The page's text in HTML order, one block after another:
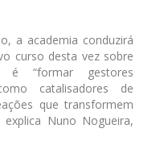
a academia conduzirá
curso desta vez sobre
é “formar gestores
catalisadores de
que transformem
explica Nuno Nogueira,